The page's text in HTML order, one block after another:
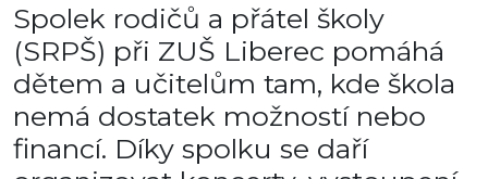
Spolek rodičů a přátel školy
(SRPŠ) při ZUŠ Liberec pomáhá
dětem a učitelům tam, kde škola
nemá dostatek možností nebo
financí. Díky spolku se daří